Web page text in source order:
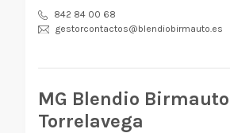
842 84 00 68
gestorcontactos@blendiobirmauto.es
MG Blendio Birmauto
Torrelavega